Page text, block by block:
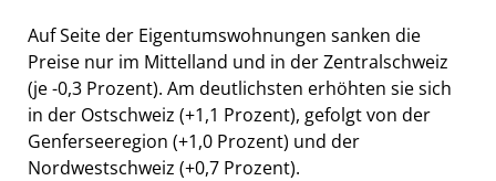
Auf Seite der Eigentumswohnungen sanken die
Preise nur im Mittelland und in der Zentralschweiz
(je -0,3 Prozent). Am deutlichsten erhöhten sie sich
in der Ostschweiz (+1,1 Prozent), gefolgt von der
Genferseeregion (+1,0 Prozent) und der
Nordwestschweiz (+0,7 Prozent).